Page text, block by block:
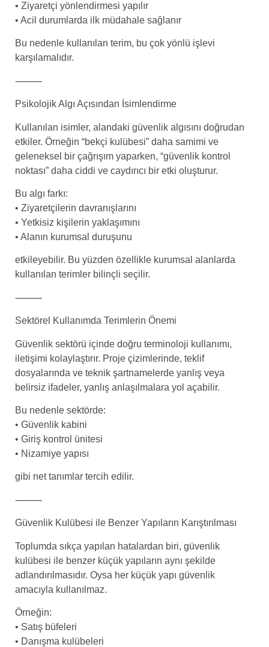
• Ziyaretçi yönlendirmesi yapılır
• Acil durumlarda ilk müdahale sağlanır
Bu nedenle kullanılan terim, bu çok yönlü işlevi
karşılamalıdır.
⸻
Psikolojik Algı Açısından İsimlendirme
Kullanılan isimler, alandaki güvenlik algısını doğrudan
etkiler. Örneğin “bekçi kulübesi” daha samimi ve
geleneksel bir çağrışım yaparken, “güvenlik kontrol
noktası” daha ciddi ve caydırıcı bir etki oluşturur.
Bu algı farkı:
• Ziyaretçilerin davranışlarını
• Yetkisiz kişilerin yaklaşımını
• Alanın kurumsal duruşunu
etkileyebilir. Bu yüzden özellikle kurumsal alanlarda
kullanılan terimler bilinçli seçilir.
⸻
Sektörel Kullanımda Terimlerin Önemi
Güvenlik sektörü içinde doğru terminoloji kullanımı,
iletişimi kolaylaştırır. Proje çizimlerinde, teklif
dosyalarında ve teknik şartnamelerde yanlış veya
belirsiz ifadeler, yanlış anlaşılmalara yol açabilir.
Bu nedenle sektörde:
• Güvenlik kabini
• Giriş kontrol ünitesi
• Nizamiye yapısı
gibi net tanımlar tercih edilir.
⸻
Güvenlik Kulübesi ile Benzer Yapıların Karıştırılması
Toplumda sıkça yapılan hatalardan biri, güvenlik
kulübesi ile benzer küçük yapıların aynı şekilde
adlandırılmasıdır. Oysa her küçük yapı güvenlik
amacıyla kullanılmaz.
Örneğin:
• Satış büfeleri
• Danışma kulübeleri